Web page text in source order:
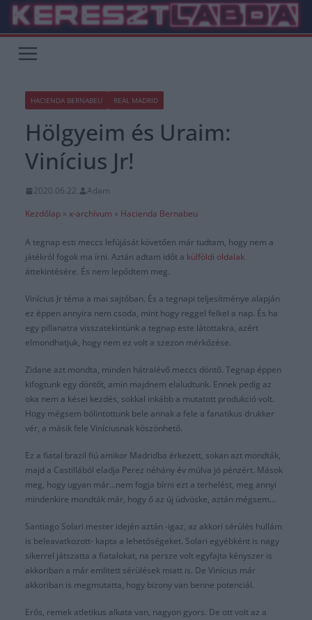
Skip
content
HACIENDA BERNABEU REAL MADRID
Hölgyeim és Uraim:
Vinícius Jr!
2020.06.22.
Adam
Kezdőlap » x-archívum » Hacienda Bernabeu
A tegnap esti meccs lefújását követően már tudtam, hogy nem a
játékról fogok ma írni. Aztán adtam időt a külföldi oldalak
áttekintésére. És nem lepődtem meg.
Vinícius Jr téma a mai sajtóban. És a tegnapi teljesítménye alapján
ez éppen annyira nem csoda, mint hogy reggel felkel a nap. És ha
egy pillanatra visszatekintünk a tegnap este látottakra, azért
elmondhatjuk, hogy nem ez volt a szezon mérkőzése.
Zidane azt mondta, minden hátralévő meccs döntő. Tegnap éppen
kifogtunk egy döntőt, amin majdnem elaludtunk. Ennek pedig az
oka nem a kései kezdés, sokkal inkább a mutatott produkció volt.
Hogy mégsem bólintottunk bele annak a fele a fanatikus drukker
vér, a másik fele Viníciusnak köszönhető.
Ez a fiatal brazil fiú amikor Madridba érkezett, sokan azt mondták,
majd a Castillából eladja Perez néhány év múlva jó pénzért. Mások
meg, hogy ugyan már…nem fogja bírni ezt a terhelést, meg annyi
mindenkire mondták már, hogy ő az új üdvöske, aztán mégsem…
Santiago Solari mester idején aztán -igaz, az akkori sérülés hullám
is beleavatkozott- kapta a lehetőségeket. Solari egyébként is nagy
sikerrel játszatta a fiatalokat, na persze volt egyfajta kényszer is
akkoriban a már emlitett sérülések miatt is. De Vinícius már
akkoriban is megmutatta, hogy bizony van benne potenciál.
Erős, remek atletikus alkata van, nagyon gyors. De ott volt az a